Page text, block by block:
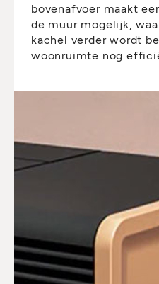
bovenafvoer maakt
de muur mogelijk,
kachel verder wordt
woonruimte nog